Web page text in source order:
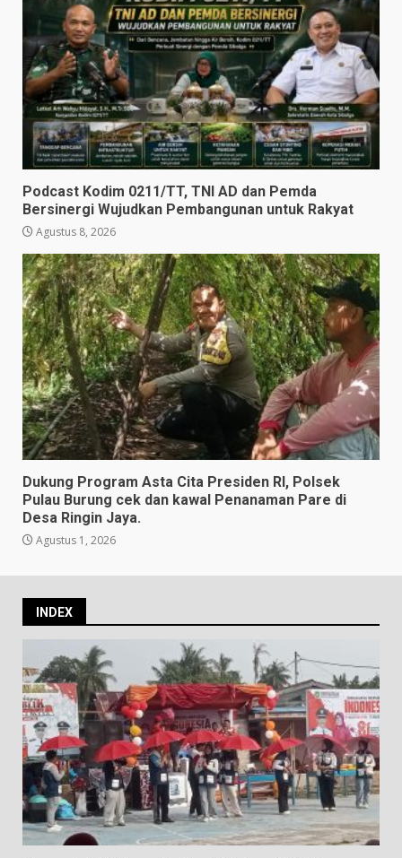
Podcast Kodim 0211/TT, TNI AD dan Pemda
Bersinergi Wujudkan Pembangunan untuk Rakyat
Agustus 8, 2026
Dukung Program Asta Cita Presiden RI, Polsek
Pulau Burung cek dan kawal Penanaman Pare di
Desa Ringin Jaya.
Agustus 1, 2026
INDEX